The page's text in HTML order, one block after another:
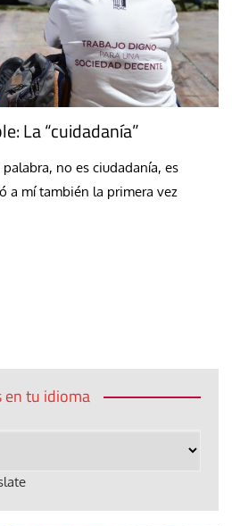
La “cuidadanía”
no es ciudadanía, es
a mí también la primera vez
en tu idioma